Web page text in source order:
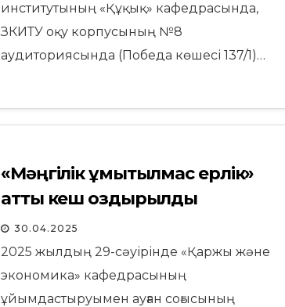
институтының «Құқық» кафедрасында,
ЗКИТУ оқу корпусының №8
аудиториясында (Победа көшесі 137/1)…
«Мәңгілік ұмытылмас ерлік»
атты кеш оздырылды
30.04.2025
2025 жылдың 29-сәуірінде «Қаржы және
экономика» кафедрасының
ұйымдастыруымен ауған соғысының